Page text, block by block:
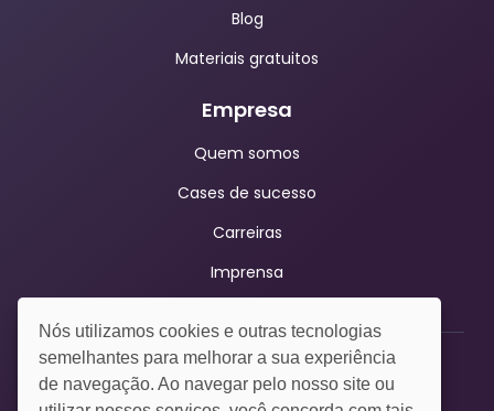
Blog
Materiais gratuitos
Empresa
Quem somos
Cases de sucesso
Carreiras
Imprensa
Opinion Box © 2026. Todos os direitos reservados |
Nós utilizamos cookies e outras tecnologias
semelhantes para melhorar a sua experiência
de navegação. Ao navegar pelo nosso site ou